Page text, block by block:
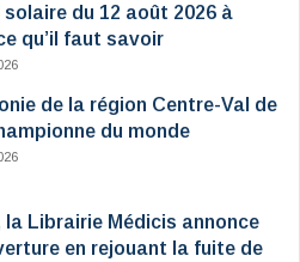
solaire du 12 août 2026 à
qu’il faut savoir
de la région Centre-Val de
du monde
la Librairie Médicis annonce
en rejouant la fuite de